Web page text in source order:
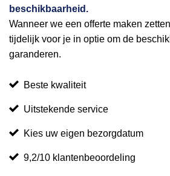
beschikbaarheid.
Wanneer we een offerte maken
tijdelijk voor je in optie om de
garanderen.
Beste kwaliteit
Uitstekende service
Kies uw eigen bezorgdatum
9,2/10 klantenbeoordeling